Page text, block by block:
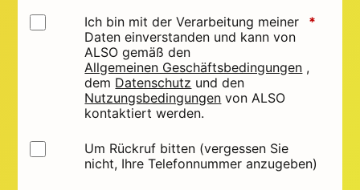
*
Ich bin mit der Verarbeitung meiner
Daten einverstanden und kann von
ALSO gemäß den
Allgemeinen Geschäftsbedingungen ,
dem Datenschutz und den
Nutzungsbedingungen von ALSO
kontaktiert werden.
Um Rückruf bitten (vergessen Sie
nicht, Ihre Telefonnummer anzugeben)